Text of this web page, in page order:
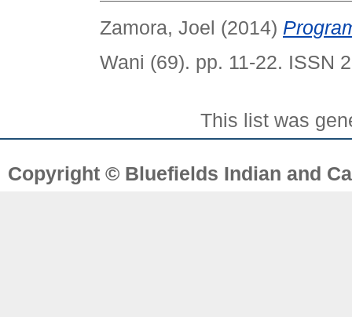
Zamora, Joel (2014)
Wani (69). pp. 11-22. ISSN
This list was
Copyright © Bluefields Indian and